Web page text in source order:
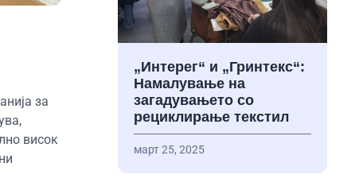
за
висок
„Интерег“ и „Гринтекс“:
Намалување на
загадувањето со
рециклирање текстил
март 25, 2025